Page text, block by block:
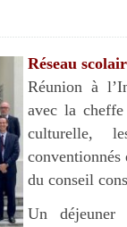
Réseau
Réunion à
avec la
culturelle,
du conseil
Un déjeuner